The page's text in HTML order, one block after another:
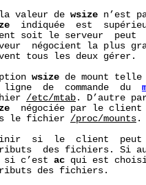
valeur de
wsize n’est
indiquée  est
soit le serveur  peut
négocient la plus
tous les deux gérer.
wsize de mount
ligne  de  commande  du
/etc/mtab . D’autre
négociée par le
le fichier
/proc/mounts .
si  le  client
des fichiers. Si
si c’est
ac qui est
des fichiers.